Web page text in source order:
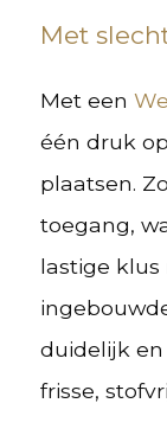
Met
Met een
één druk
plaatsen.
toegang,
lastige klus
duidelijk
frisse,